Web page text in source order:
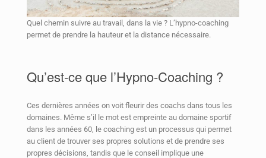
Quel chemin suivre au travail, dans la vie ? L’hypno-coaching
permet de prendre la hauteur et la distance nécessaire.
Qu’est-ce que l’Hypno-Coaching ?
Ces dernières années on voit fleurir des coachs dans tous les
domaines. Même s’il le mot est empreinte au domaine sportif
dans les années 60, le coaching est un processus qui permet
au client de trouver ses propres solutions et de prendre ses
propres décisions, tandis que le conseil implique une